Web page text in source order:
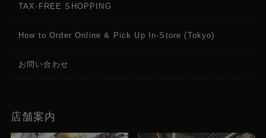
TAX-FREE SHOPPING
How to Order Online & Pick Up In-Store (Tokyo)
お問い合わせ
店舗案内